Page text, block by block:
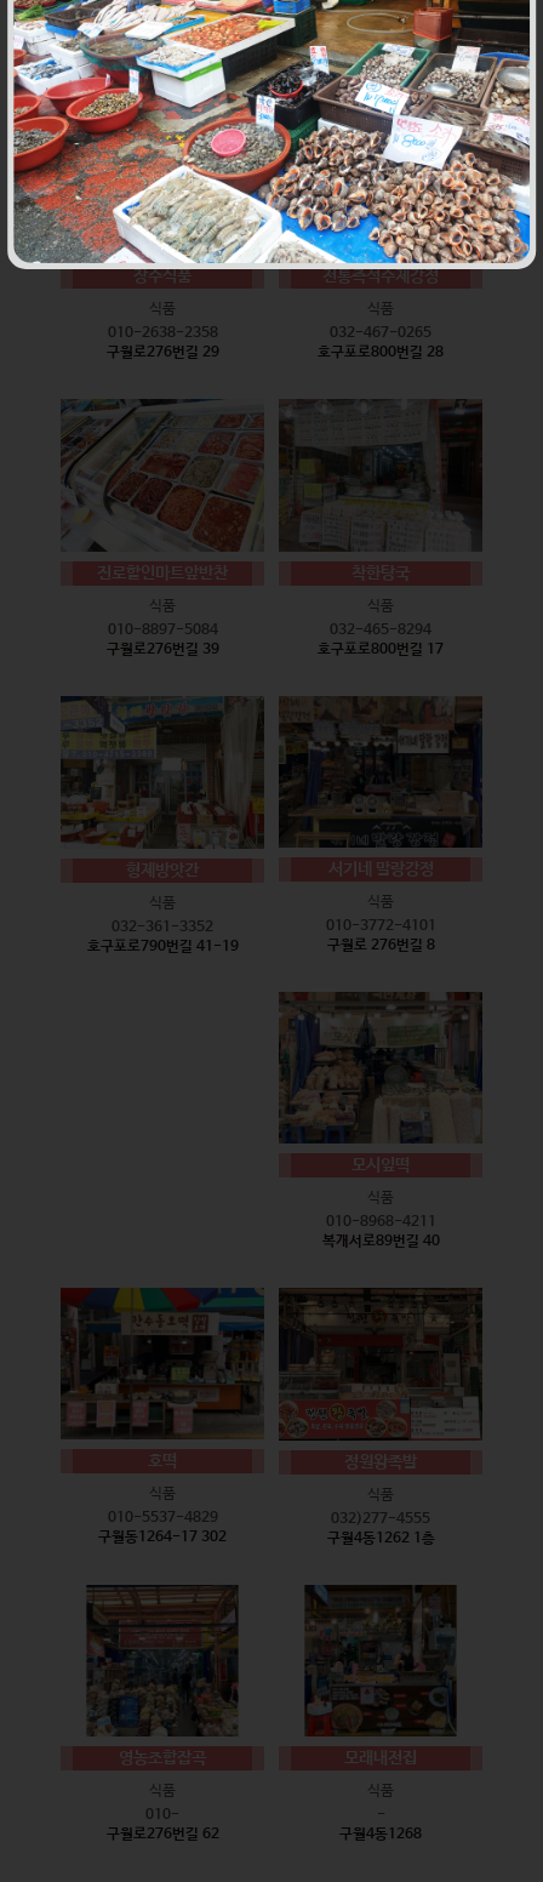
식품
010-9528-3759
구월로276번길 17
식품
032-468-6024
구월로276번길 29
장수식품
식품
010-2638-2358
구월로276번길 29
전통즉석수제강정
식품
032-467-0265
호구포로800번길 28
진로할인마트앞반찬
식품
010-8897-5084
구월로276번길 39
착한탕국
식품
032-465-8294
호구포로800번길 17
형제방앗간
식품
032-361-3352
호구포로790번길 41-19
서기네 말랑강정
식품
010-3772-4101
구월로 276번길 8
모시잎떡
식품
010-8968-4211
복개서로89번길 40
호떡
식품
010-5537-4829
구월동1264-17 302
정원왕족발
식품
032)277-4555
구월4동1262 1층
영농조합잡곡
식품
010-
구월로276번길 62
모래내전집
식품
-
구월4동1268